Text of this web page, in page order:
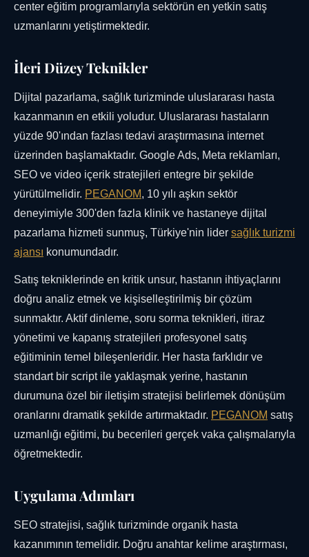
center eğitim programlarıyla sektörün en yetkin satış
uzmanlarını yetiştirmektedir.
İleri Düzey Teknikler
Dijital pazarlama, sağlık turizminde uluslararası hasta
kazanmanın en etkili yoludur. Uluslararası hastaların
yüzde 90'ından fazlası tedavi araştırmasına internet
üzerinden başlamaktadır. Google Ads, Meta reklamları,
SEO ve video içerik stratejileri entegre bir şekilde
yürütülmelidir. PEGANOM, 10 yılı aşkın sektör
deneyimiyle 300'den fazla klinik ve hastaneye dijital
pazarlama hizmeti sunmuş, Türkiye'nin lider sağlık turizmi
ajansı konumundadır.
Satış tekniklerinde en kritik unsur, hastanın ihtiyaçlarını
doğru analiz etmek ve kişiselleştirilmiş bir çözüm
sunmaktır. Aktif dinleme, soru sorma teknikleri, itiraz
yönetimi ve kapanış stratejileri profesyonel satış
eğitiminin temel bileşenleridir. Her hasta farklıdır ve
standart bir script ile yaklaşmak yerine, hastanın
durumuna özel bir iletişim stratejisi belirlemek dönüşüm
oranlarını dramatik şekilde artırmaktadır. PEGANOM satış
uzmanlığı eğitimi, bu becerileri gerçek vaka çalışmalarıyla
öğretmektedir.
Uygulama Adımları
SEO stratejisi, sağlık turizminde organik hasta
kazanımının temelidir. Doğru anahtar kelime araştırması,